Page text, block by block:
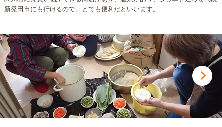
新発田市にも行けるので、とても便利だといいます。